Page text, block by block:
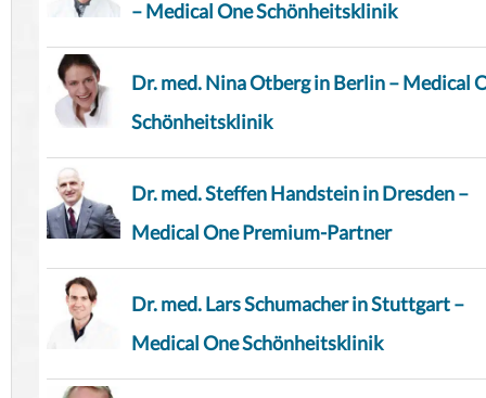
– Medical One Schönheitsklinik
Dr. med. Nina Otberg in Berlin – Medical
Schönheitsklinik
Dr. med. Steffen Handstein in Dresden –
Medical One Premium-Partner
Dr. med. Lars Schumacher in Stuttgart –
Medical One Schönheitsklinik